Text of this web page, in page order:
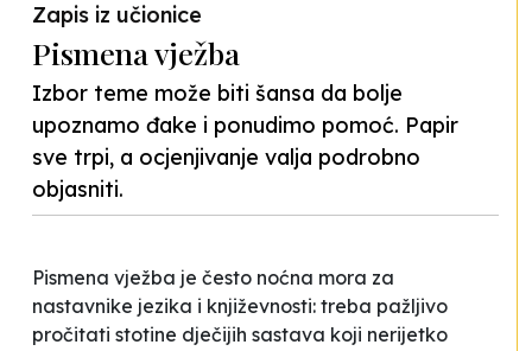
Zapis iz učionice
Pismena vježba
Izbor teme može biti šansa da bolje
upoznamo đake i ponudimo pomoć. Papir
sve trpi, a ocjenjivanje valja podrobno
objasniti.
Pismena vježba je često noćna mora za
nastavnike jezika i književnosti: treba pažljivo
pročitati stotine dječijih sastava koji nerijetko